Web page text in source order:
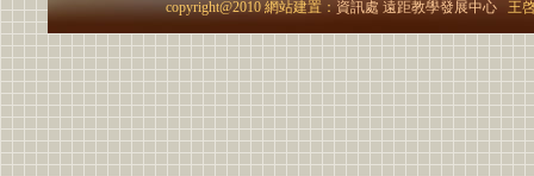
copyright@2010 網站建置： 資訊處 遠距教學發展中心王